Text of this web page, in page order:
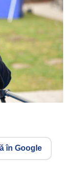
în Google